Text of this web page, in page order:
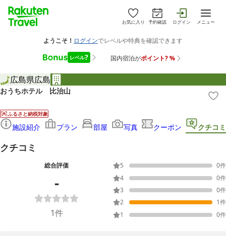
お気に入り 予約確認 ログイン メニュー
広島県広島
おうちホテル 比治山
ふるさと納税対象
施設紹介 プラン 部屋 写真 クーポン クチコミ
クチコミ
総合評価
-
1件
5 0件
4
0件
3
0件
2
1件
1
0件